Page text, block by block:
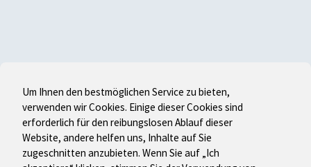
Um Ihnen den bestmöglichen Service zu bieten,
verwenden wir Cookies. Einige dieser Cookies sind
erforderlich für den reibungslosen Ablauf dieser
Website, andere helfen uns, Inhalte auf Sie
zugeschnitten anzubieten. Wenn Sie auf „Ich